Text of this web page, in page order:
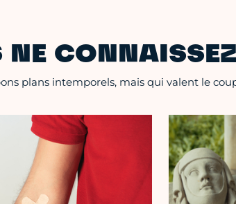
NE
plans intemporels, mais qui valent le